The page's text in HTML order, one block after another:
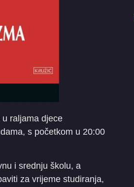
u raljama djece
s početkom u 20:00
i srednju školu, a
za vrijeme studiranja,